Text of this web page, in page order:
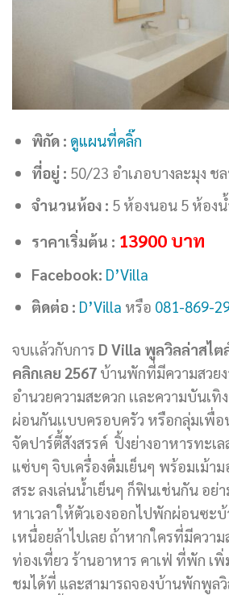
พิกัด : ดูแผนที่คลิ๊ก
ที่อยู่ : 50/23 อำเภอบางละมุง ช
จำนวนห้อง : 5 ห้องนอน 5 ห้องน้
ราคาเริ่มต้น : 13900 บาท
Facebook: D’Villa
ติดต่อ : D’Villa หรือ 081-869-
จบเเล้วกับการ D Villa พูลวิลล่าสไ
คลิกเลย 2567 บ้านพักที่มีความสวย
อำนวยความสะดวก เเละความบันเ
ผ่อนกันเเบบครอบครัว หรือกลุ่มเพื่อ
จัดปาร์ตี้สังสรรค์ ปิ้งย่างอาหารทะเ
แซ่บๆ จิบเครื่องดื่มเย็นๆ พร้อมเม้า
สระ ลงเล่นน้ำเย็นๆ ก็ฟินเช่นกัน อย่
หาเวลาให้ตัวเองออกไปพักผ่อนซะบ้
เหนื่อยล้าไปเลย ถ้าหากใครที่มีควา
ท่องเที่ยว ร้านอาหาร คาเฟ่ ที่พัก เพิ่
ชมได้ที่ และสามารถจองบ้านพักพูล